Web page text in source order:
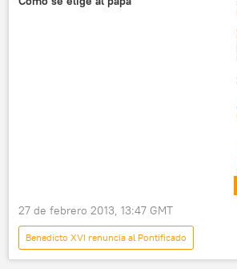
27 de febrero 2013, 13:47 GMT
Benedicto XVI renuncia al Pontificado
El arzobispo de Buenos Aires elegido nuevo papa